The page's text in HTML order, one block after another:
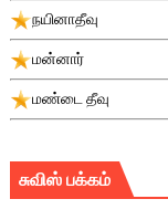
நயினாதீவு
மன்னார்
மண்டை தீவு
சுவிஸ் பக்கம்